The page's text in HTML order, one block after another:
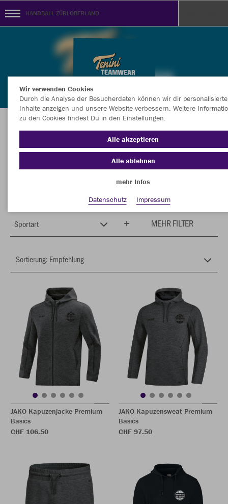
HANDBALL ZÜRI OBERLAND
Herzlich Willkommen im Vereinsshop von
HANDBALL ZÜRI OBERLAND
Style
Sportart MEHR FILTER
JAKO Kapuzenjacke Premium
Basics
CHF 106.50
JAKO Kapuzensweat Premium
Basics
CHF 97.50
Wir verwenden Cookies
Durch die Analyse der Besucherdaten können wir dir personalisierte
Inhalte anzeigen und unsere Website verbessern. Weitere
zu den Cookies findest Du in den Einstellungen.
Alle akzeptieren
Alle ablehnen
mehr Infos
Datenschutz
Impressum